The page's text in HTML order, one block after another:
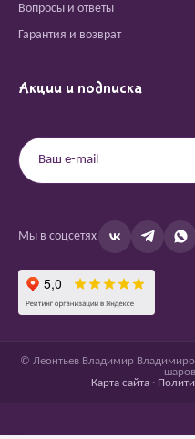
Вопросы и ответы
Гарантия и возврат
Акции и подписка
Мы в соцсетях
© Леонтьев Владимир
Карта сайта·